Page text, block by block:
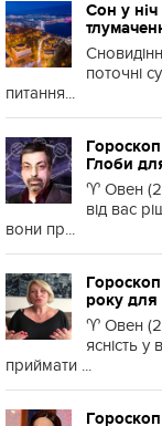
Сон у
поточні
питання...
Глоби
♈️ Овен
від вас
вони пр...
року для
♈️ Овен
ясність у
приймати ...